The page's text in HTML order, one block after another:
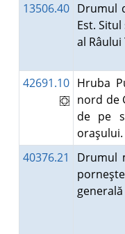
13506.40 Drumul
Est.
al
42691.10 Hruba
nord de
de pe
oraşului.
40376.21
Drumul